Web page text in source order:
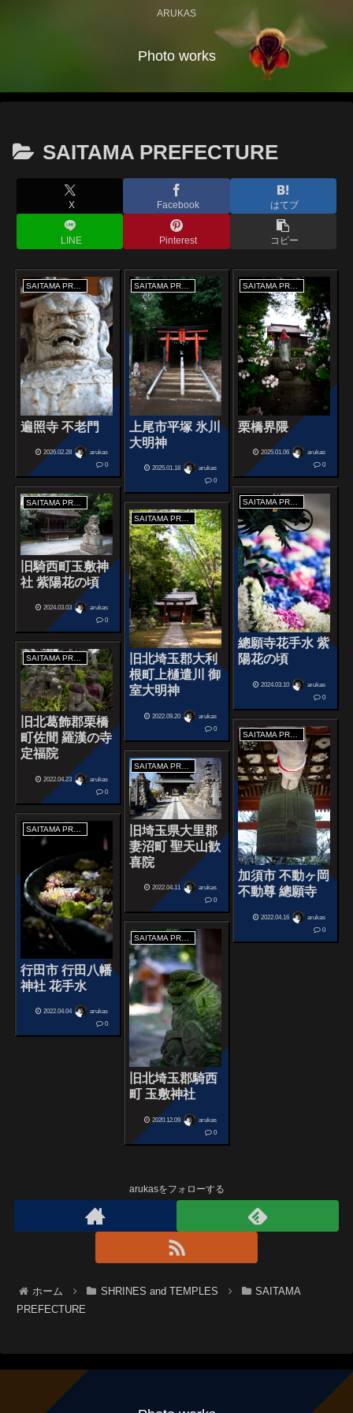
ARUKAS
Photo works
SAITAMA PREFECTURE
X Facebook はてブ
LINE Pinterest コピー
SAITAMA PREFECTURE
遍照寺 不老門
2026.02.28
arukas
0
上尾市平塚 氷川
大明神
2025.01.18
arukas
0
栗橋界隈
2025.01.06
arukas
0
SAITAMA PREFECTURE
總願寺花手水 紫
陽花の頃
2024.03.10
arukas
0
SAITAMA PREFECTURE
旧騎西町玉敷神
社 紫陽花の頃
2024.03.03
arukas
0
旧北埼玉郡大利
根町上樋遣川 御
室大明神
2022.09.20
arukas
0
SAITAMA PREFECTURE
旧北葛飾郡栗橋
町佐間 羅漢の寺
定福院
2022.04.23
arukas
0
SAITAMA PREFECTURE
加須市 不動ヶ岡
不動尊 總願寺
2022.04.16
arukas
0
SAITAMA PREFECTURE
旧埼玉県大里郡
妻沼町 聖天山歓
喜院
2022.04.11
arukas
0
SAITAMA PREFECTURE
行田市 行田八幡
神社 花手水
2022.04.04
arukas
0
旧北埼玉郡騎西
町 玉敷神社
2020.12.09
arukas
0
arukasをフォローする
ホーム SHRINES and TEMPLES
SAITAMA
PREFECTURE